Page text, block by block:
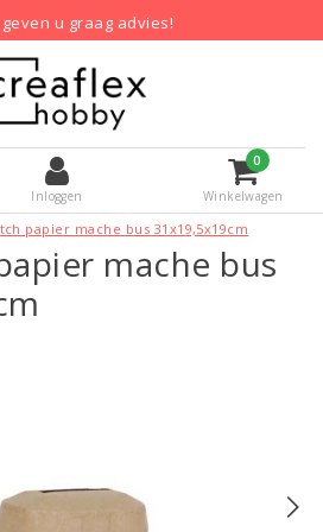
u graag advies!
Inloggen
0
Winkelwagen
papier mache bus 31x19,5x19cm
mache bus